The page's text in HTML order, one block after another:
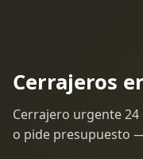
Cerrajeros
Cerrajero urgente 24
o pide presupuesto